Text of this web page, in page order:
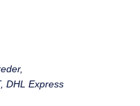
DHL Express